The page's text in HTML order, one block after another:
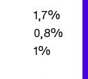
1,7%
0,8%
1%